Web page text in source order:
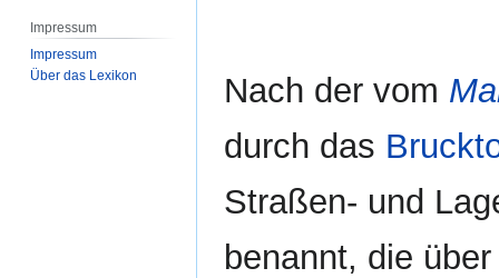
Nach der vom
durch das
Straßen- und
benannt, die
Impressum
Impressum
Über das Lexikon